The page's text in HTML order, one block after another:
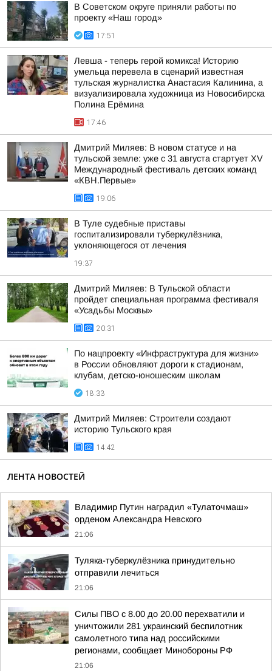
В Советском округе приняли работы по
проекту «Наш город»
17:51
Левша - теперь герой комикса! Историю
умельца перевела в сценарий известная
тульская журналистка Анастасия Калинина, а
визуализировала художница из Новосибирска
Полина Ерёмина
17:46
Дмитрий Миляев: В новом статусе и на
тульской земле: уже с 31 августа стартует XV
Международный фестиваль детских команд
«КВН.Первые»
19:06
В Туле судебные приставы
госпитализировали туберкулёзника,
уклоняющегося от лечения
19:37
Дмитрий Миляев: В Тульской области
пройдет специальная программа фестиваля
«Усадьбы Москвы»
20:31
По нацпроекту «Инфраструктура для жизни»
в России обновляют дороги к стадионам,
клубам, детско-юношеским школам
18:33
Дмитрий Миляев: Строители создают
историю Тульского края
14:42
ЛЕНТА НОВОСТЕЙ
Владимир Путин наградил «Тулаточмаш»
орденом Александра Невского
21:06
Туляка-туберкулёзника принудительно
отправили лечиться
21:06
Силы ПВО с 8.00 до 20.00 перехватили и
уничтожили 281 украинский беспилотник
самолетного типа над российскими
регионами, сообщает Минобороны РФ
21:06